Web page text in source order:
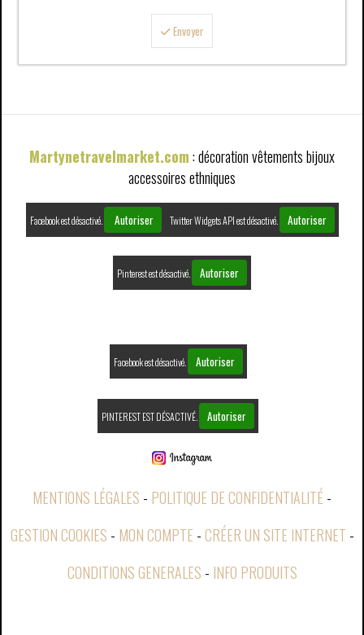
Envoyer
Martynetravelmarket.com: décoration vêtements bijoux
accessoires ethniques
Facebook est désactivé. Autoriser Twitter Widgets API est désactivé. Autoriser
Pinterest est désactivé. Autoriser
Facebook est désactivé. Autoriser
PINTEREST EST DÉSACTIVÉ. Autoriser
MENTIONS LÉGALES
POLITIQUE DE CONFIDENTIALITÉ
GESTION COOKIES
MON COMPTE CRÉER UN SITE INTERNET
CONDITIONS GENERALES
INFO PRODUITS